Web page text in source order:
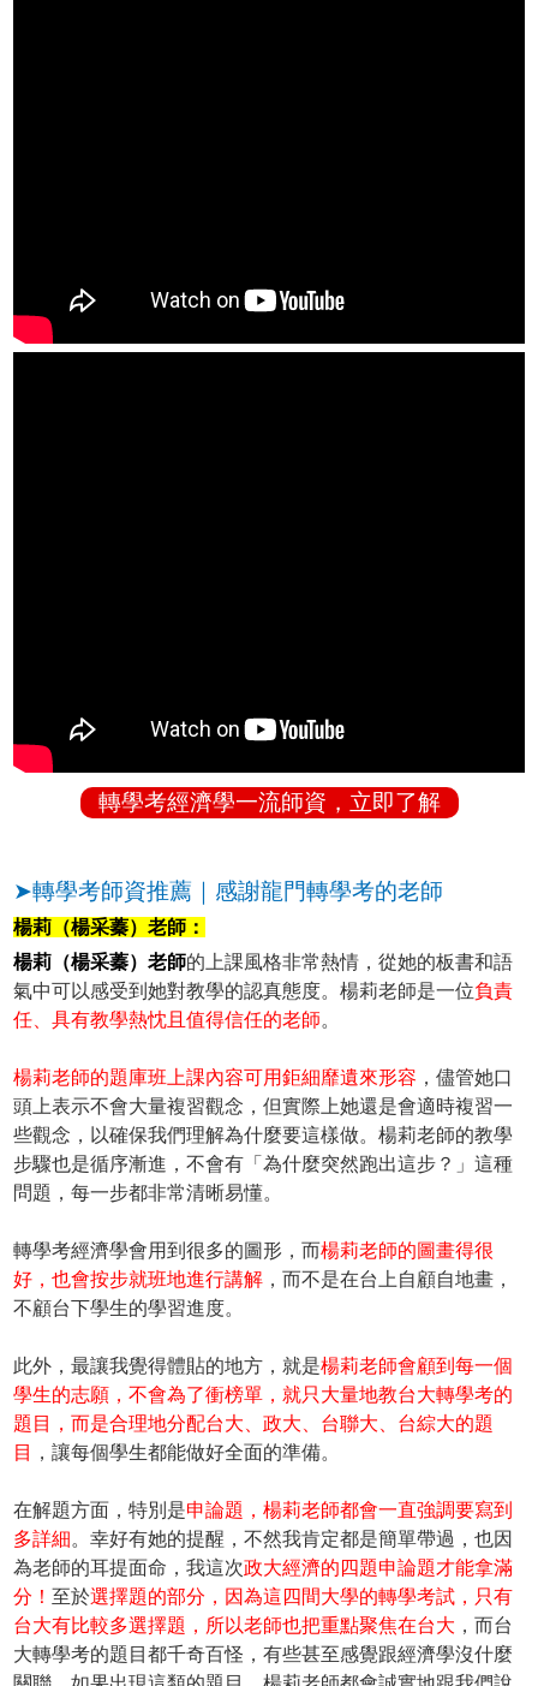
轉學考經濟學一流師資，立即了解
➤轉學考師資推薦｜感謝龍門轉學考的老師
楊莉（楊采蓁）老師：
楊莉（楊采蓁）老師的上課風格非常熱情，從她的板書和語
氣中可以感受到她對教學的認真態度。楊莉老師是一位負責
任、具有教學熱忱且值得信任的老師。
楊莉老師的題庫班上課內容可用鉅細靡遺來形容 ，儘管她口
頭上表示不會大量複習觀念，但實際上她還是會適時複習一
些觀念，以確保我們理解為什麼要這樣做。楊莉老師的教學
步驟也是循序漸進，不會有「為什麼突然跑出這步？」這種
問題，每一步都非常清晰易懂。
轉學考經濟學會用到很多的圖形，而楊莉老師的圖畫得很
好，也會按步就班地進行講解 ，而不是在台上自顧自地畫，
不顧台下學生的學習進度。
此外，最讓我覺得體貼的地方，就是楊莉老師會顧到每一個
學生的志願，不會為了衝榜單，就只大量地教台大轉學考的
題目，而是合理地分配台大、政大、台聯大、台綜大的題
目
，讓每個學生都能做好全面的準備。
在解題方面，特別是申論題，楊莉老師都會一直強調要寫到
多詳細。幸好有她的提醒，不然我肯定都是簡單帶過，也因
為老師的耳提面命，我這次政大經濟的四題申論題才能拿滿
分！至於選擇題的部分，因為這四間大學的轉學考試，只有
台大有比較多選擇題，所以老師也把重點聚焦在台大 ，而台
大轉學考的題目都千奇百怪，有些甚至感覺跟經濟學沒什麼